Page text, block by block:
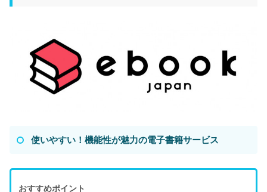
使いやすい！機能性が魅力の電子書籍サービス
おすすめポイント